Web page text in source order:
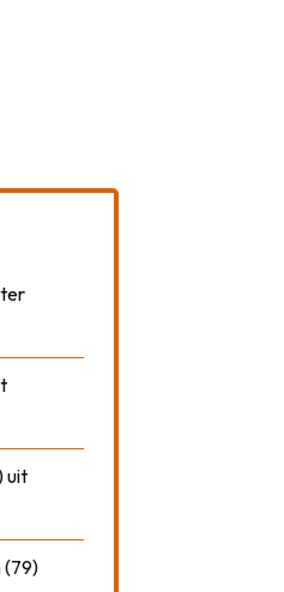
uit
(79)